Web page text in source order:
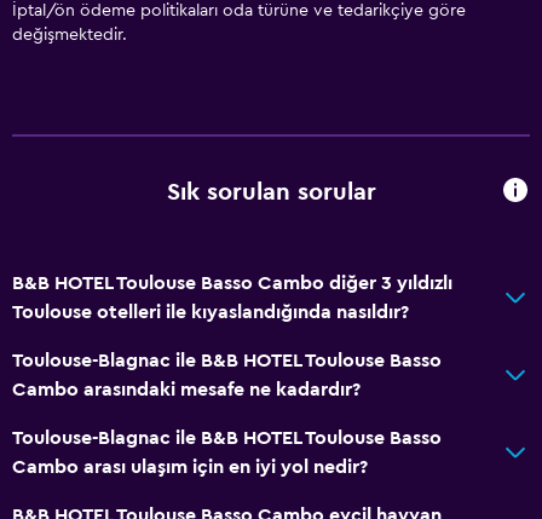
Banyo
Sağlık ve güvenlik
Günlük oda hizmetleri
Ortak alanlarda CCTV
Medya ve eğlence
İptal/ön ödeme politikaları oda türüne ve tedarikçiye göre
değişmektedir.
Sık sorulan sorular
B&B HOTEL Toulouse Basso Cambo diğer 3 yıldızlı
Toulouse otelleri ile kıyaslandığında nasıldır?
Toulouse-Blagnac ile B&B HOTEL Toulouse Basso
Cambo arasındaki mesafe ne kadardır?
Toulouse-Blagnac ile B&B HOTEL Toulouse Basso
Cambo arası ulaşım için en iyi yol nedir?
B&B HOTEL Toulouse Basso Cambo evcil hayvan